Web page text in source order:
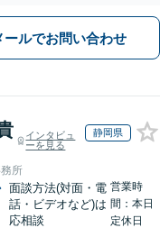
ールでお問い合わせ
インタビュ
ーを見る
静岡県
所
面談方法(対面・電
話・ビデオなど)は
応相談
営業時
間：本日
定休日